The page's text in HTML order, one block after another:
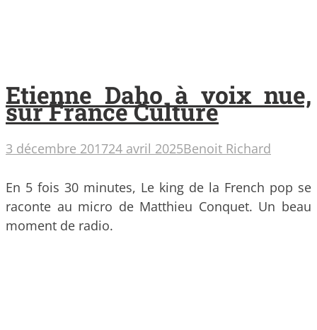
Etienne Daho à voix nue,
sur France Culture
3 décembre 201724 avril 2025Benoit Richard
En 5 fois 30 minutes, Le king de la French pop se
raconte au micro de Matthieu Conquet. Un beau
moment de radio.